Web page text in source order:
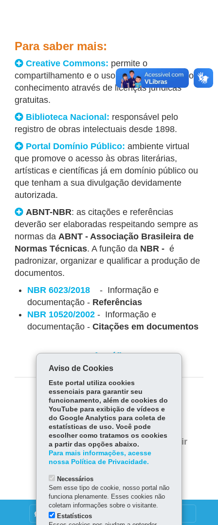
Para saber mais:
Creative Commons: permite o
compartilhamento e o uso da criatividade e do
conhecimento através de licenças jurídicas
gratuitas.
Biblioteca Nacional: responsável pelo
registro de obras intelectuais desde 1898.
Portal Domínio Público: ambiente virtual
que promove o acesso às obras literárias,
artísticas e científicas já em domínio público ou
que tenham a sua divulgação devidamente
autorizada.
ABNT-NBR: as citações e referências
deverão ser elaboradas respeitando sempre as
normas da ABNT - Associação Brasileira de
Normas Técnicas. A função da NBR - é
padronizar, organizar e qualificar a produção de
documentos.
NBR 6023/2018
- Informação e
documentação - Referências
NBR 10520/2002 - Informação e
documentação -Citações em documentos
Infográfico
COMPARTILHE:
Fa
ce
bo
ok
Tw
itt
er
W
ha
ts
Ap
p
Voltar Início
Imprimir
Baixar
DENUNCIE CORRUPÇÃO
Aviso de Cookies
Este portal utiliza cookies
essenciais para garantir seu
funcionamento, além de cookies do
YouTube para exibição de vídeos e
do Google Analytics para coleta de
estatísticas de uso. Você pode
escolher como tratamos os cookies
a partir das opções abaixo.
Para mais informações, acesse
nossa Política de Privacidade.
Necessários
Sem esse tipo de cookie, nosso portal não
funciona plenamente. Esses cookies não
coletam informações sobre o visitante.
Estatísticos